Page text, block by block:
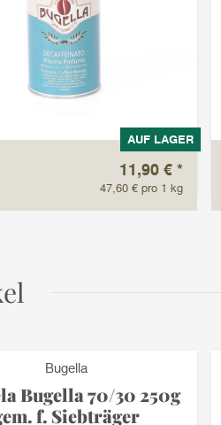
AUF LAGER
11,90 € *
47,60 € pro 1 kg
Bugella
Bugella 70/30 250g
f. Siebträger